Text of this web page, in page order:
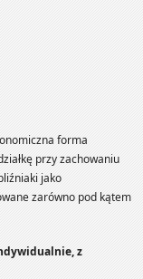
forma
przy zachowaniu
jako
zarówno pod kątem
z